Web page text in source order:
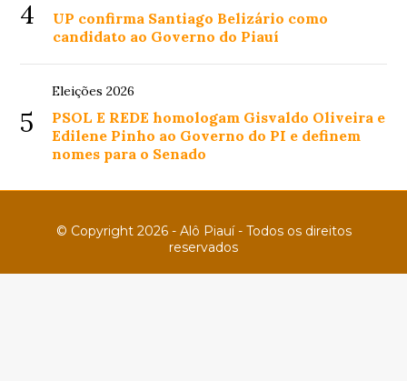
4
UP confirma Santiago Belizário como
candidato ao Governo do Piauí
5
Eleições 2026
PSOL E REDE homologam Gisvaldo Oliveira e
Edilene Pinho ao Governo do PI e definem
nomes para o Senado
© Copyright 2026 - Alô Piauí - Todos os direitos
reservados